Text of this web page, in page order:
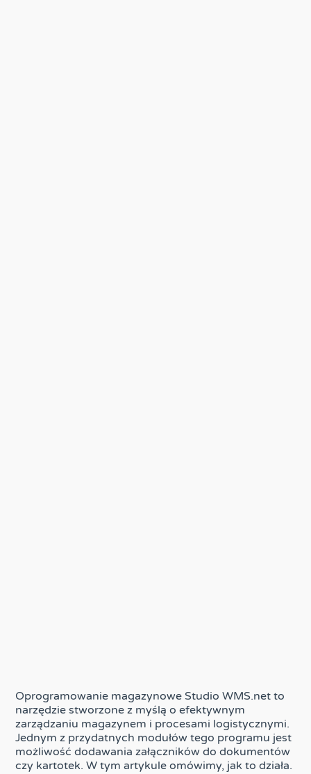
Oprogramowanie magazynowe Studio WMS.net to
narzędzie stworzone z myślą o efektywnym
zarządzaniu magazynem i procesami logistycznymi.
Jednym z przydatnych modułów tego programu jest
możliwość dodawania załączników do dokumentów
czy kartotek. W tym artykule omówimy, jak to działa.